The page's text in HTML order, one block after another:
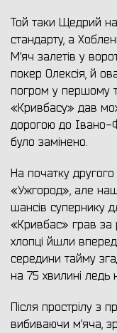
Той таки Щедрий на
стандарту, а
М’яч залетів у
покер Олексія, й
погром у першому
«Кривбасу» дав
дорогою до Івано-
було замінено.
На початку другого
«Ужгород», але
шансів супернику
«Кривбас» грав за
хлопці йшли
середини тайму
на 75 хвилині ледь
Після прострілу з
вибиваючи м’яча,